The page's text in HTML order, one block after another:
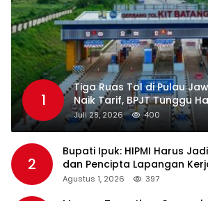
1
Tiga Ruas Tol di Pulau
Naik Tarif, BPJT Tunggu
Standar Pelayanan
Juli 28, 2026 400
2
Bupati Ipuk: HIPMI Harus
dan Pencipta Lapangan
Agustus 1, 2026 397